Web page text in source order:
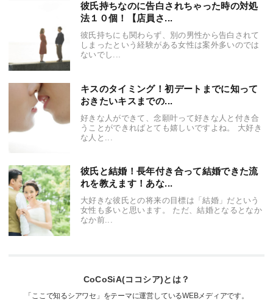
彼氏持ちなのに告白されちゃった時の対処
法１０個！【店員さ...
彼氏持ちにも関わらず、別の男性から告白されて
しまったという経験がある女性は案外多いのでは
ないでし...
キスのタイミング！初デートまでに知って
おきたいキスまでの...
好きな人ができて、念願叶って好きな人と付き合
うことができればとても嬉しいですよね。 大好き
な人と...
彼氏と結婚！長年付き合って結婚できた流
れを教えます！あな...
大好きな彼氏との将来の目標は「結婚」だという
女性も多いと思います。 ただ、結婚となるとなか
なか前...
CoCoSiA(ココシア)とは？
「ここで知るシアワセ」をテーマに運営しているWEBメディアです。